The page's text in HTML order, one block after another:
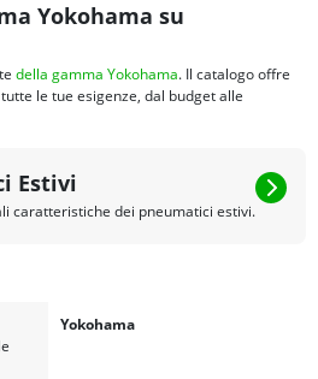
Yokohama su
della gamma Yokohama. Il catalogo offre
le tue esigenze, dal budget alle
Estivi
caratteristiche dei pneumatici estivi.
Yokohama